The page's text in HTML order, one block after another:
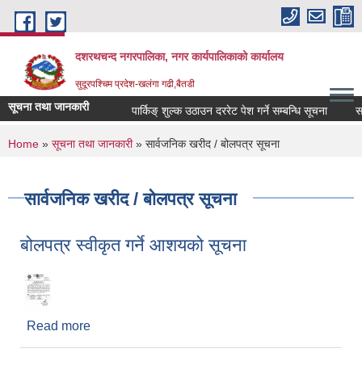
Skip to main content
दशरथचन्द नगरपालिका, नगर कार्यपालिकाको कार्यालय
सुदूरपश्चिम प्रदेश-खलंगा गढी,बैतडी
सूचना तथा जानकारी पार्किङ् शुल्क उठाउन दररेट पेश गर्ने सम्बन्धि सूचना
You are here
Home » सूचना तथा जानकारी» सार्वजनिक खरीद / बोलपत्र सूचना
सार्वजनिक खरीद / बोलपत्र सूचना
बोलपत्र स्वीकृत गर्ने आशयको सूचना
Read more